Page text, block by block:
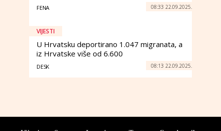
FENA 08:33 22.09.2025.
VIJESTI
U Hrvatsku deportirano 1.047 migranata, a
iz Hrvatske više od 6.600
DESK 08:13 22.09.2025.